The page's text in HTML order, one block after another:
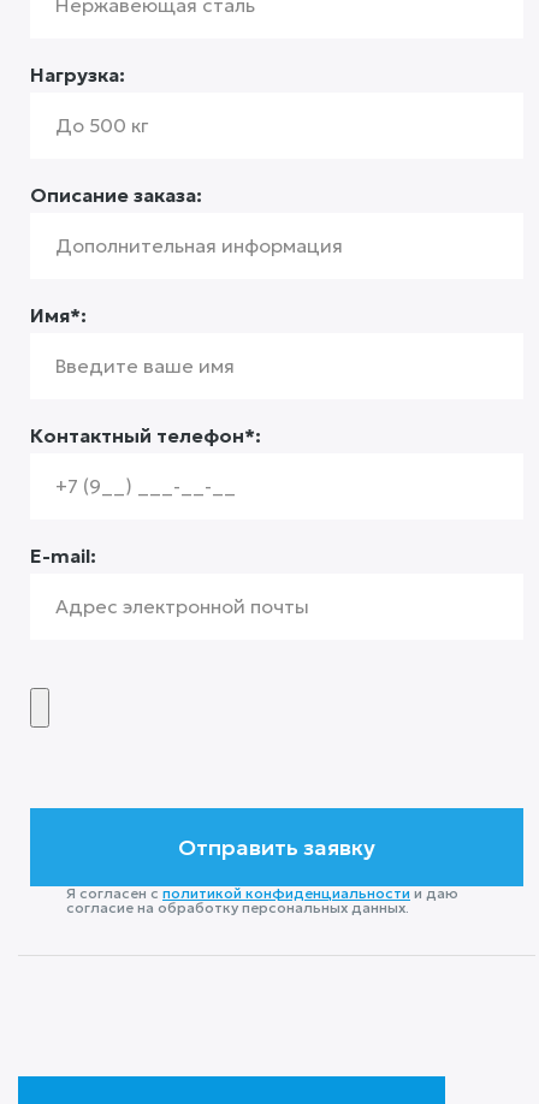
Нагрузка:
Описание заказа:
Имя*:
Контактный телефон*:
E-mail:
Я согласен с политикой конфиденциальности и даю
согласие на обработку персональных данных.